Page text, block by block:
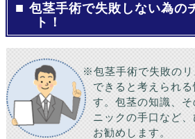
包茎手術で失敗しない為の
ト！
※包茎手術で失敗の
できると考えられ
す。包茎の知識、
ニックの手口など
お勧めします。